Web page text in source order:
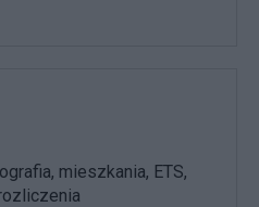
mieszkania, ETS,